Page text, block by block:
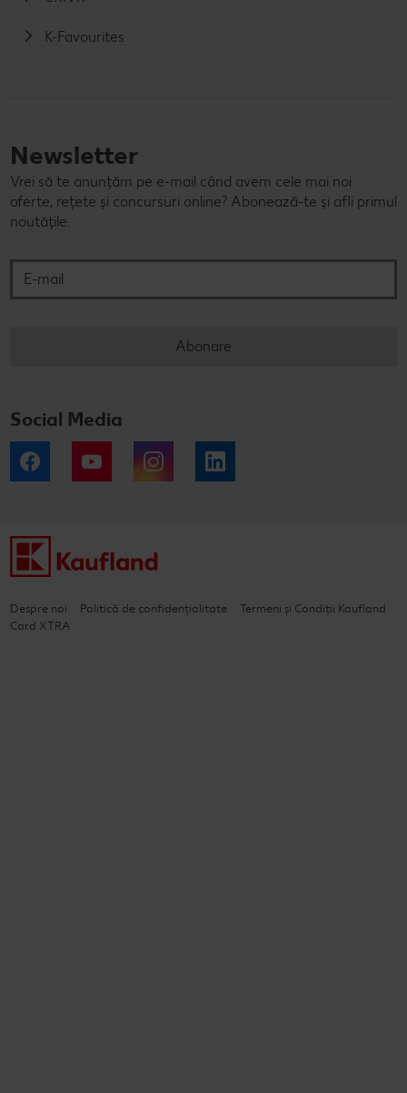
K-Favourites
Newsletter
Vrei să te anunțăm pe e-mail când avem cele mai noi
oferte, rețete și concursuri online? Abonează-te și afli primul
noutățile.
Abonare
Social Media
Facebook YouTube Instagram
Despre noi Politică de confidențialitate
Termeni și Condiții Kaufland
Card XTRA